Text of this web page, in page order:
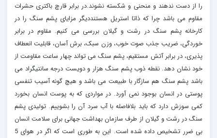
را از دست ندهند و منحنی و شکسته نشوند.در برابر قارچ باکتری حشرات
مقاوم می باشد چرا که ذاتا استریل هستنددیگر مزایای پشم سنگ را در
کارخانه پشم سنگ در رشت و گیلان بررسی می کنیم. مقاوم در برابر
خوردگی، ضریب جذب صوت خوب، وزن سبک، برش آسان، قابلیت انعطاف
پذیری، در برابر آتش مستقیم، پشم سنگ می تواند چهار ساعت مقاومت از
خود نشان دهد. نقطه ذوب پشم سنگ هزار و دویست درجه سانتیگراد می
باشد پشم سنگ هم سازگار با طبیعت می باشد و هیچ گونه آسیب تنفسی
پوستی در انسان بوجود نمی آورد. در مواردی که به پوست انسان بخورد
کمی سوزش دارد که باید بلافاصله با آب سرد آن را بشوییم. تولیدی پشم
سنگ در رشت و گیلان از طرف سازمان بهداشت جهانی برای سلامت انسان
بی ضرر تشخیص داده شده است. این به طوری است که اگر در هوای 5